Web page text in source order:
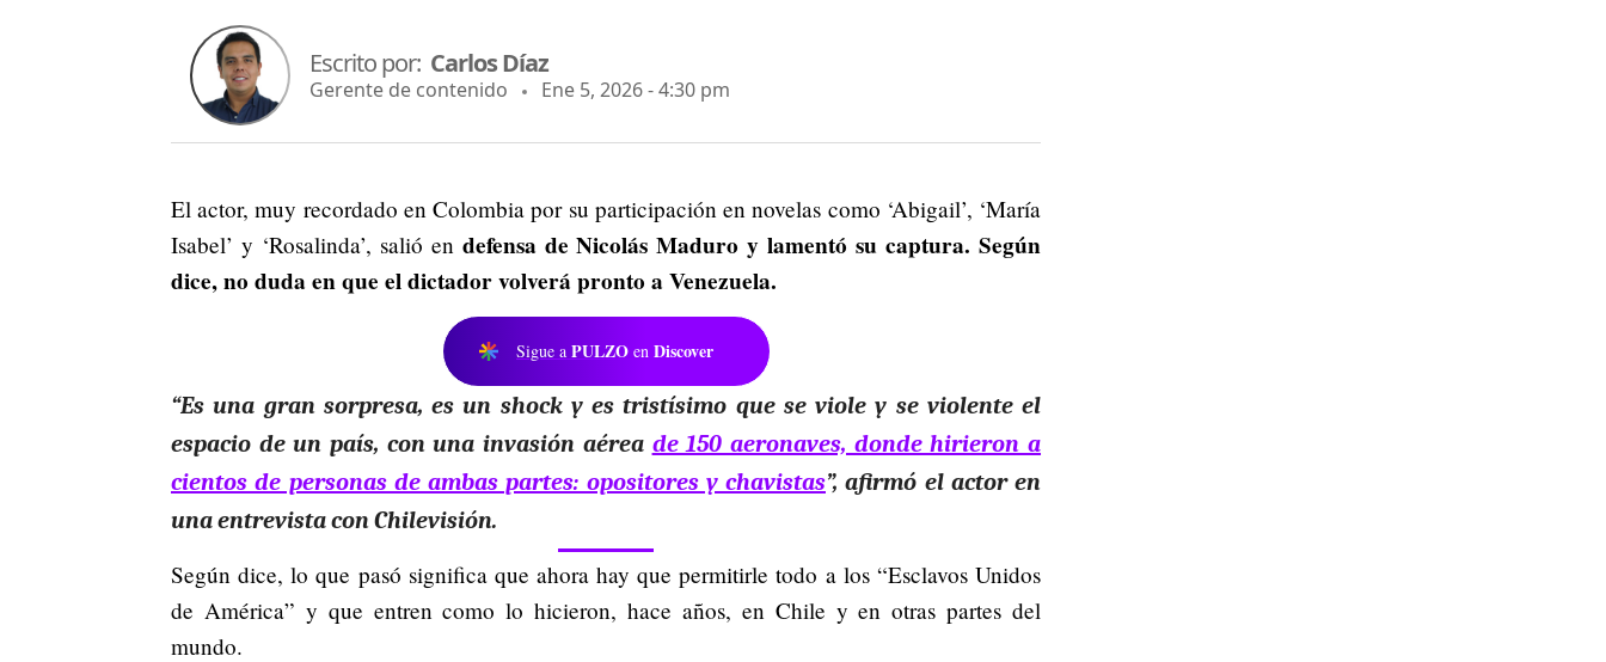
Escrito por: Carlos Díaz
Gerente de contenido Ene 5, 2026 - 4:30 pm
El actor, muy recordado en Colombia por su participación en novelas como ‘Abigail’, ‘María
Isabel’ y ‘Rosalinda’, salió en defensa de Nicolás Maduro y lamentó su captura. Según
dice, no duda en que el dictador volverá pronto a Venezuela.
Sigue a PULZO en Discover
“Es una gran sorpresa, es un shock y es tristísimo que se viole y se violente el
espacio de un país, con una invasión aérea de 150 aeronaves, donde hirieron a
cientos de personas de ambas partes: opositores y chavistas”, afirmó el actor en
una entrevista con Chilevisión.
Según dice, lo que pasó significa que ahora hay que permitirle todo a los “Esclavos Unidos
de América” y que entren como lo hicieron, hace años, en Chile y en otras partes del
mundo.